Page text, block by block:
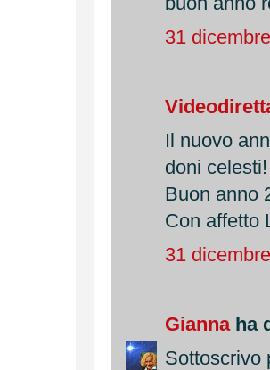
31
Il nuovo
doni celesti!
Buon anno
Con affetto
31
Giannaha
Sottoscrivo